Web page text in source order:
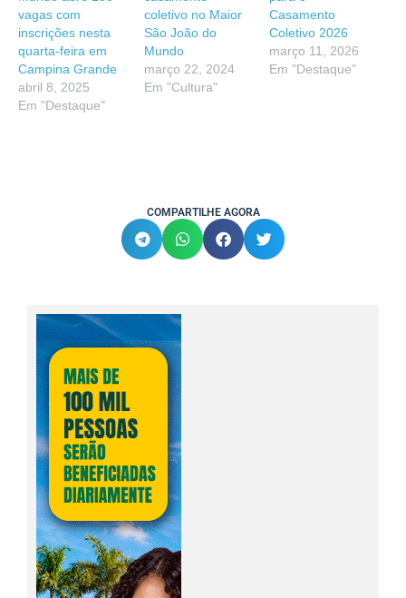
vagas com
inscrições nesta
quarta-feira em
Campina Grande
abril 8, 2025
Em "Destaque"
coletivo no Maior
São João do
Mundo
março 22, 2024
Em "Cultura"
Casamento
Coletivo 2026
março 11, 2026
Em "Destaque"
COMPARTILHE AGORA